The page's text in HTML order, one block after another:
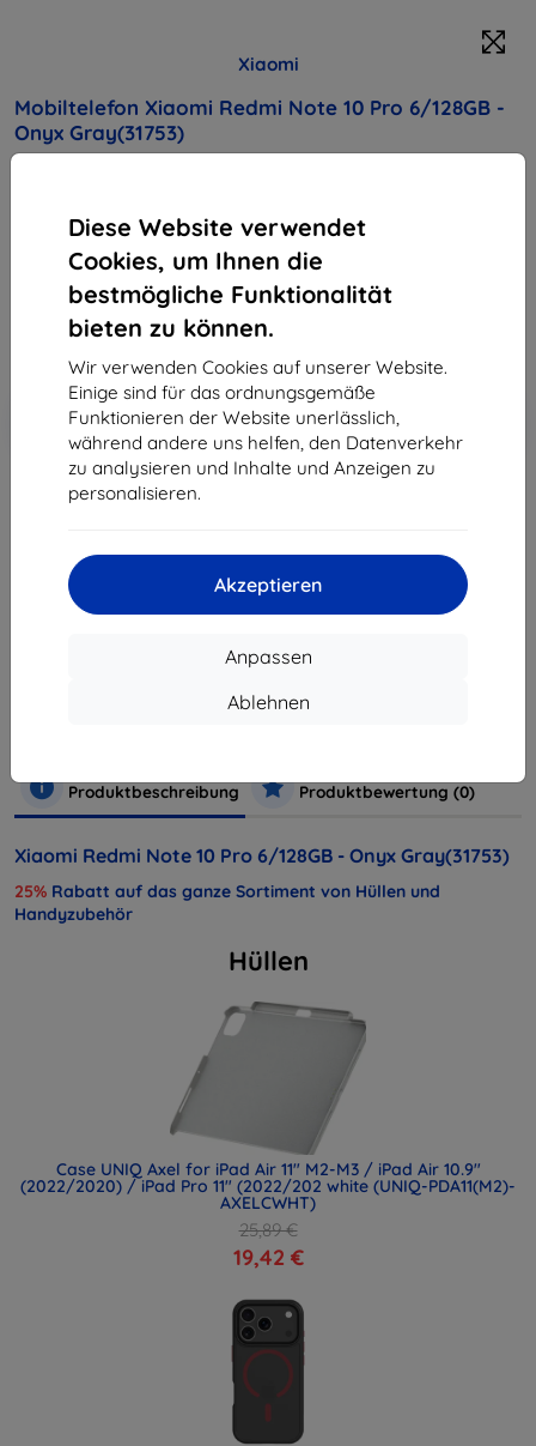
Diese Website verwendet
Cookies, um Ihnen die
bestmögliche Funktionalität
bieten zu können.
Wir verwenden Cookies auf unserer Website.
Einige sind für das ordnungsgemäße
Funktionieren der Website unerlässlich,
während andere uns helfen, den Datenverkehr
zu analysieren und Inhalte und Anzeigen zu
personalisieren.
Akzeptieren
Anpassen
Ablehnen
Xiaomi
Mobiltelefon Xiaomi Redmi Note 10 Pro 6/128GB -
Onyx Gray(31753)
Rabatt
auf sämtliches Zubehör dafür!
Endpreis
264,90 €
238,41 €
-10%
Rabatt mit Gutschein
EXTRA10
Warenkorb
ausverkauft
Produktbeschreibung Produktbewertung (0)
Xiaomi Redmi Note 10 Pro 6/128GB - Onyx Gray(31753)
25% Rabatt auf das ganze Sortiment von Hüllen und
Handyzubehör
Hüllen
Case UNIQ Axel for iPad Air 11" M2-M3 / iPad Air 10.9"
(2022/2020) / iPad Pro 11" (2022/202 white (UNIQ-PDA11(M2)-
AXELCWHT)
25,89 €
19,42 €